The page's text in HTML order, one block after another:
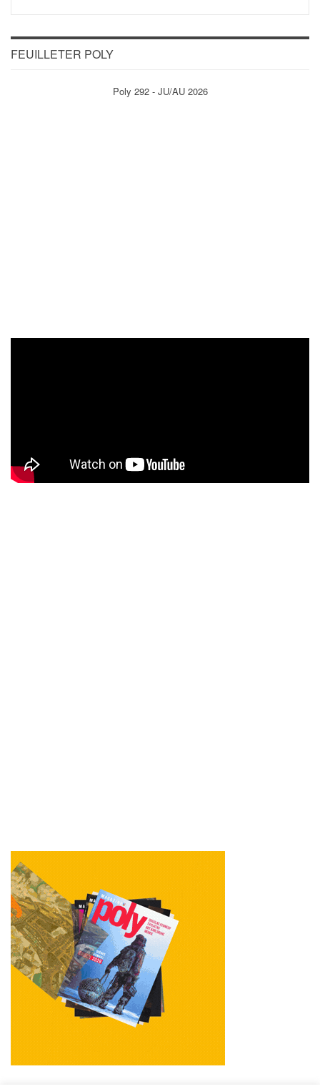
FEUILLETER POLY
Poly 292 - JU/AU 2026